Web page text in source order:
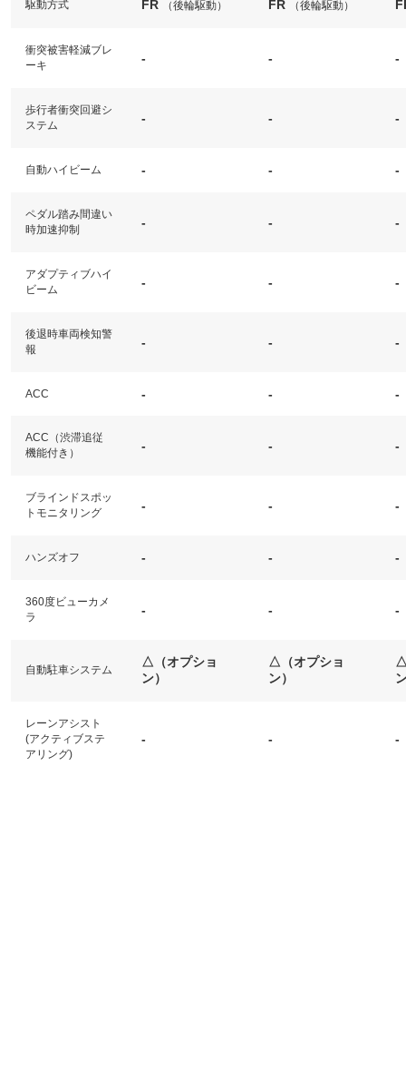
駆動方式 FR （後輪駆動） FR （後輪駆動）
衝突被害軽減ブレ
ーキ
- - -
歩行者衝突回避シ
ステム
- - -
自動ハイビーム - - -
ペダル踏み間違い
時加速抑制
- - -
アダプティブハイ
ビーム
- - -
後退時車両検知警
報
- - -
ACC - - -
ACC（渋滞追従
機能付き）
- - -
ブラインドスポッ
トモニタリング
- - -
ハンズオフ - - -
360度ビューカメ
ラ
- - -
自動駐車システム
△（オプショ
ン）
△（オプショ
ン）
レーンアシスト
(アクティブステ
アリング)
- - -